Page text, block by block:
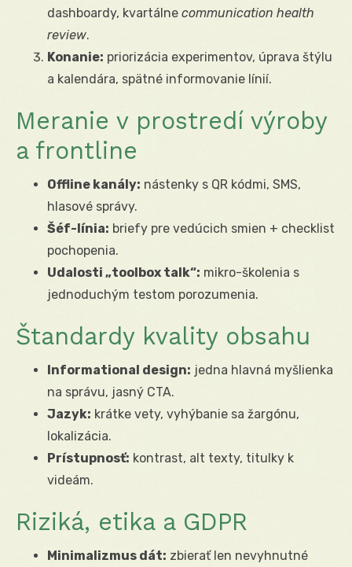
dashboardy, kvartálne communication health
review.
Konanie: priorizácia experimentov, úprava štýlu
a kalendára, spätné informovanie línií.
Meranie v prostredí výroby
a frontline
Offline kanály: nástenky s QR kódmi, SMS,
hlasové správy.
Šéf-línia: briefy pre vedúcich smien + checklist
pochopenia.
Udalosti „toolbox talk“: mikro-školenia s
jednoduchým testom porozumenia.
Štandardy kvality obsahu
Informational design: jedna hlavná myšlienka
na správu, jasný CTA.
Jazyk: krátke vety, vyhýbanie sa žargónu,
lokalizácia.
Prístupnosť: kontrast, alt texty, titulky k
videám.
Riziká, etika a GDPR
Minimalizmus dát: zbierať len nevyhnutné